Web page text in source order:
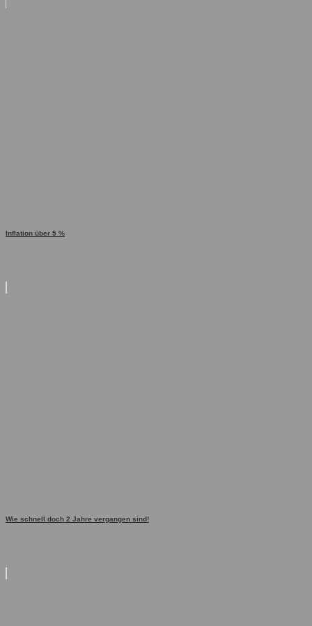
Inflation über 5 %
Wie schnell doch 2 Jahre vergangen sind!